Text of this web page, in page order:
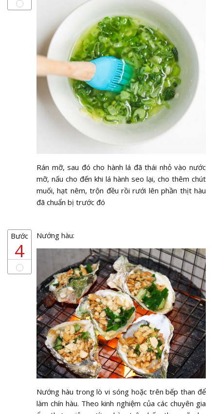
Rán mỡ, sau đó cho hành lá đã thái nhỏ vào nước
mỡ, nấu cho đến khi lá hành seo lại, cho thêm chút
muối, hạt nêm, trộn đều rồi rưới lên phần thịt hàu
đã chuẩn bị trước đó
Bước
4
Nướng hàu:
Nướng hàu trong lò vi sóng hoặc trên bếp than để
làm chín hàu. Theo kinh nghiệm của các chuyên gia